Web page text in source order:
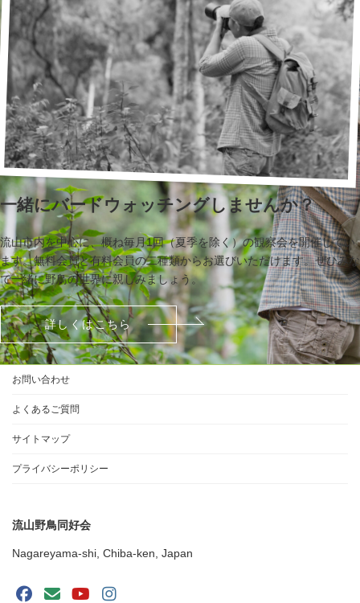
一緒にバードウォッチングしませんか？
流山市内を中心に、概ね毎月1回（夏季を除く）の観察会を開催してい
ます。無料会員と有料会員の二種類からお選びいただけます。ぜひみな
で一緒に野鳥の世界に親しみましょう。
詳しくはこちら
お問い合わせ
よくあるご質問
サイトマップ
プライバシーポリシー
流山野鳥同好会
Nagareyama-shi, Chiba-ken, Japan